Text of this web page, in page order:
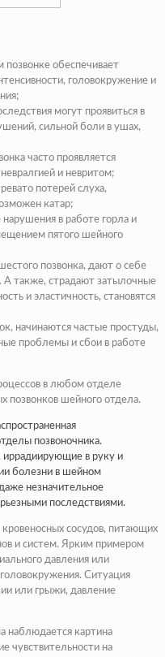
позвонке обеспечивает
головокружение и
могут проявиться в
сильной боли в ушах,
часто проявляется
и невритом;
потерей слуха,
катар;
нарушения в работе горла и
пятого шейного
позвонка, дают о себе
А также, страдают затылочные
и эластичность, становятся
начинаются частые простуды,
проблемы и сбои в работе
в любом отделе
позвонков шейного отдела.
позвоночника.
в руку и
болезни в шейном
незначительное
последствиями.
кровеносных сосудов, питающих
и систем. Ярким примером
давления или
Ситуация
или грыжи, давление
наблюдается картина
чувствительности на